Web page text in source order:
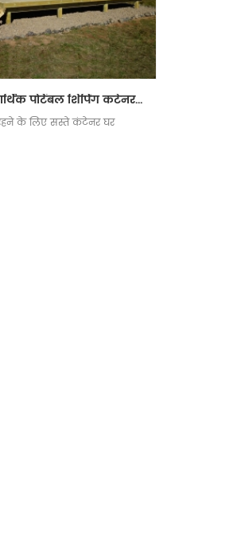
20ft आर्थिक पोर्टेबल शिपिंग कंटेनर prefab घर बिक्री के लिए
के लिए सस्ते कंटेनर घर